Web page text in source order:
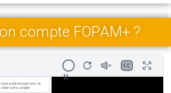
compte FOPAM+ ?